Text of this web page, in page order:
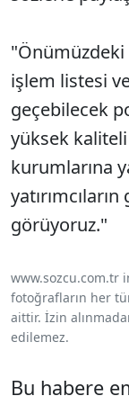
"Önümüzdeki
işlem listesi
geçebilecek
yüksek
kurumlarına
görüyoruz."
www.sozcu.com.tr
fotoğrafların her
aittir. İzin
edilemez.
Bu habere